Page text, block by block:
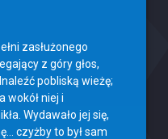
zasłużonego
z góry głos,
pobliską wieżę;
wokół niej i
Wydawało jej się,
czyżby to był sam